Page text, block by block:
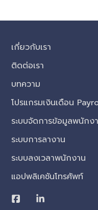
เกี่ยวกับเรา
ติดต่อเรา
บทความ
โปรแกรมเงินเดือน
ระบบจัดการข้อมูลพนักง
ระบบการลางาน
ระบบลงเวลาพนักงาน
แอปพลิเคชันโทรศัพท์